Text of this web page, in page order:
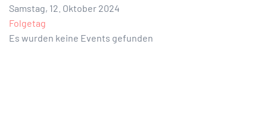
Samstag, 12. Oktober 2024
Folgetag
Es wurden keine Events gefunden